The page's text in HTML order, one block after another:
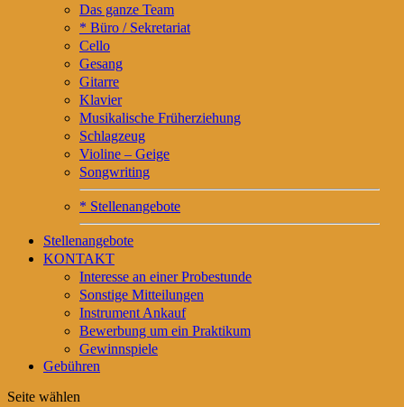
Das ganze Team
* Büro / Sekretariat
Cello
Gesang
Gitarre
Klavier
Musikalische Früherziehung
Schlagzeug
Violine – Geige
Songwriting
* Stellenangebote
Stellenangebote
KONTAKT
Interesse an einer Probestunde
Sonstige Mitteilungen
Instrument Ankauf
Bewerbung um ein Praktikum
Gewinnspiele
Gebühren
Seite wählen